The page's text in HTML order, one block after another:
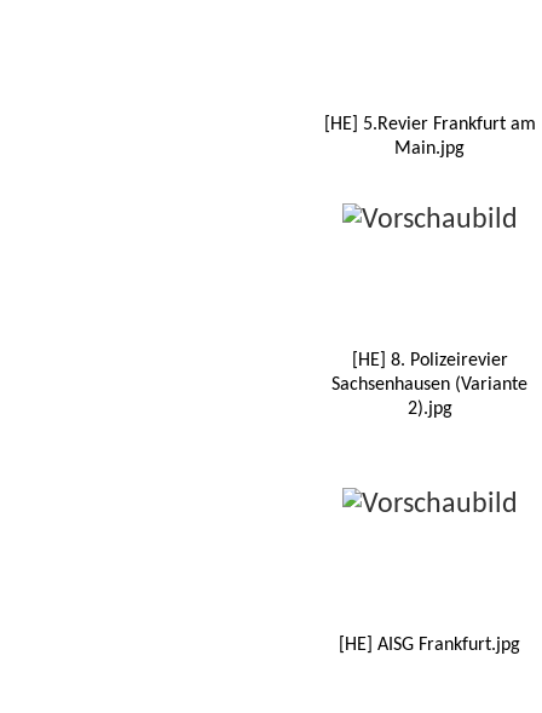
[HE] 5.Revier Frankfurt am
Main.jpg
[HE] 8. Polizeirevier
Sachsenhausen (Variante
2).jpg
[HE] AISG Frankfurt.jpg